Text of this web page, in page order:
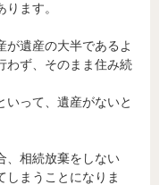
ます。
が遺産の大半であるよ
わず、そのまま住み続
って、遺産がないと
、相続放棄をしない
しまうことになりま